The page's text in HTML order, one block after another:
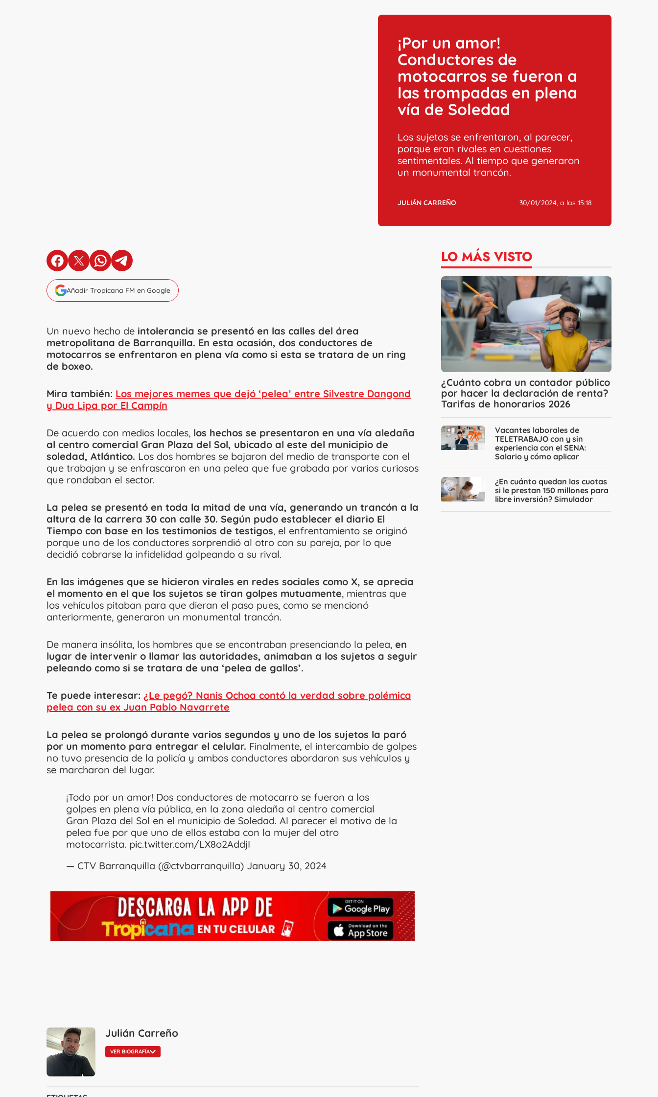
¡Por un amor!
Conductores de
motocarros se fueron a
las trompadas en plena
vía de Soledad
Los sujetos se enfrentaron, al parecer,
porque eran rivales en cuestiones
sentimentales. Al tiempo que generaron
un monumental trancón.
JULIÁN CARREÑO 30/01/2024, a las 15:18
en Facebook
en X en Whatsapp
en Telegram
Añadir Tropicana FM en Google
Un nuevo hecho de intolerancia se presentó en las calles del área
metropolitana de Barranquilla. En esta ocasión, dos conductores de
motocarros se enfrentaron en plena vía como si esta se tratara de un ring
de boxeo.
Mira también: Los mejores memes que dejó ‘pelea’ entre Silvestre Dangond
y Dua Lipa por El Campín
De acuerdo con medios locales, los hechos se presentaron en una vía aledaña
al centro comercial Gran Plaza del Sol, ubicado al este del municipio de
soledad, Atlántico. Los dos hombres se bajaron del medio de transporte con el
que trabajan y se enfrascaron en una pelea que fue grabada por varios curiosos
que rondaban el sector.
La pelea se presentó en toda la mitad de una vía, generando un trancón a la
altura de la carrera 30 con calle 30. Según pudo establecer el diario El
Tiempo con base en los testimonios de testigos, el enfrentamiento se originó
porque uno de los conductores sorprendió al otro con su pareja, por lo que
decidió cobrarse la infidelidad golpeando a su rival.
En las imágenes que se hicieron virales en redes sociales como X, se aprecia
el momento en el que los sujetos se tiran golpes mutuamente, mientras que
los vehículos pitaban para que dieran el paso pues, como se mencionó
anteriormente, generaron un monumental trancón.
De manera insólita, los hombres que se encontraban presenciando la pelea, en
lugar de intervenir o llamar las autoridades, animaban a los sujetos a seguir
peleando como si se tratara de una ‘pelea de gallos’.
Te puede interesar: ¿Le pegó? Nanis Ochoa contó la verdad sobre polémica
pelea con su ex Juan Pablo Navarrete
La pelea se prolongó durante varios segundos y uno de los sujetos la paró
por un momento para entregar el celular. Finalmente, el intercambio de golpes
no tuvo presencia de la policía y ambos conductores abordaron sus vehículos y
se marcharon del lugar.
¡Todo por un amor! Dos conductores de motocarro se fueron a los
golpes en plena vía pública, en la zona aledaña al centro comercial
Gran Plaza del Sol en el municipio de Soledad. Al parecer el motivo de la
pelea fue por que uno de ellos estaba con la mujer del otro
motocarrista. pic.twitter.com/LX8o2AddjI
— CTV Barranquilla (@ctvbarranquilla) January 30, 2024
Julián Carreño
VER BIOGRAFÍA
LO MÁS VISTO
¿Cuánto cobra un contador público
por hacer la declaración de renta?
Tarifas de honorarios 2026
Vacantes laborales de
TELETRABAJO con y sin
experiencia con el SENA:
Salario y cómo aplicar
¿En cuánto quedan las cuotas
si le prestan 150 millones para
libre inversión? Simulador